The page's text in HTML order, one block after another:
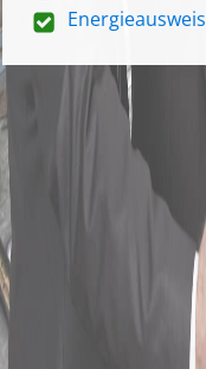
Energieausweis